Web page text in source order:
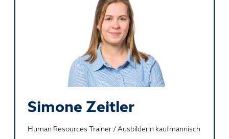
Simone Zeitler
Human Resources Trainer / Ausbilderin kaufmännisch